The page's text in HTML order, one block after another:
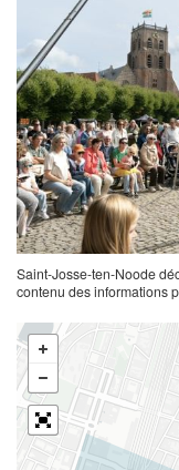
Saint-Josse-ten-Noode
contenu des informations